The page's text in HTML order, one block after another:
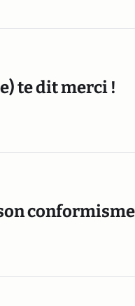
te dit merci !